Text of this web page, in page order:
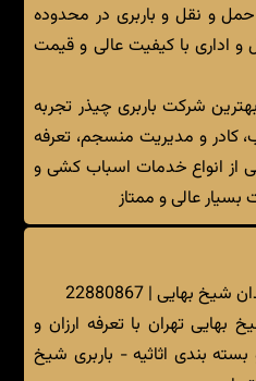
و نقل و باربری در محدوده
و اداری با کیفیت عالی و قیمت
شرکت باربری چیذر تجربه
کادر و مدیریت منسجم، تعرفه
از انواع خدمات اسباب کشی و
بسیار عالی و ممتاز
بهایی | 22880867
بهایی تهران با تعرفه ارزان و
بندی اثاثیه - باربری شیخ